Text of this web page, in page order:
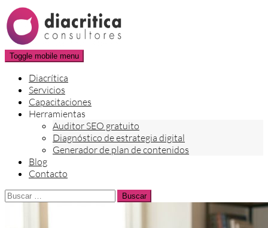
Skip
to
content
Toggle mobile menu
Diacrítica
Servicios
Capacitaciones
Herramientas
Auditor SEO gratuito
Diagnóstico de estrategia digital
Generador de plan de contenidos
Blog
Contacto
Buscar: